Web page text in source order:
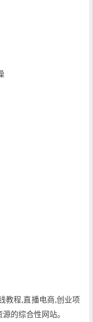
教程,直播电商,创业项
的综合性网站。